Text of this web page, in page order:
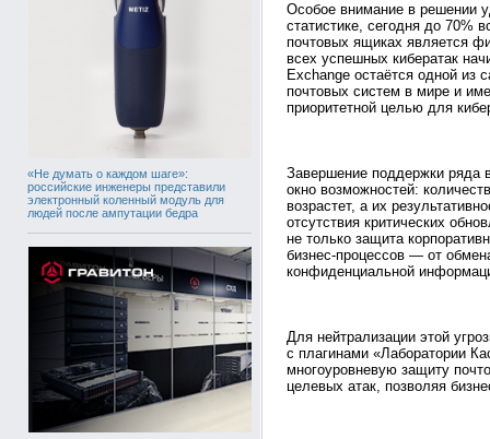
«Не думать о каждом шаге»:
российские инженеры представили
электронный коленный модуль для
людей после ампутации бедра
Особое внимание в решении
статистике, сегодня до 70%
почтовых ящиках является
всех успешных кибератак
Exchange остаётся одной из
почтовых систем в мире и
приоритетной целью для
Завершение поддержки ряда
окно возможностей:
возрастет, а их
отсутствия критических
не только защита
бизнес-процессов — от
конфиденциальной
Для нейтрализации этой
с плагинами «Лаборатории
многоуровневую защиту
целевых атак, позволяя